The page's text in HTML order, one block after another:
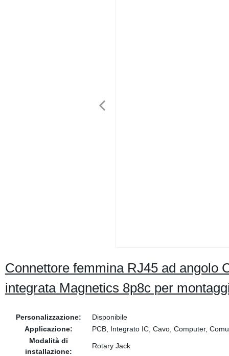
Connettore femmina RJ45 ad angolo
integrata Magnetics 8p8c per
Personalizzazione:
Disponibile
Applicazione:
PCB, Integrato IC, Cavo, Computer,
Modalità di
installazione:
Rotary Jack